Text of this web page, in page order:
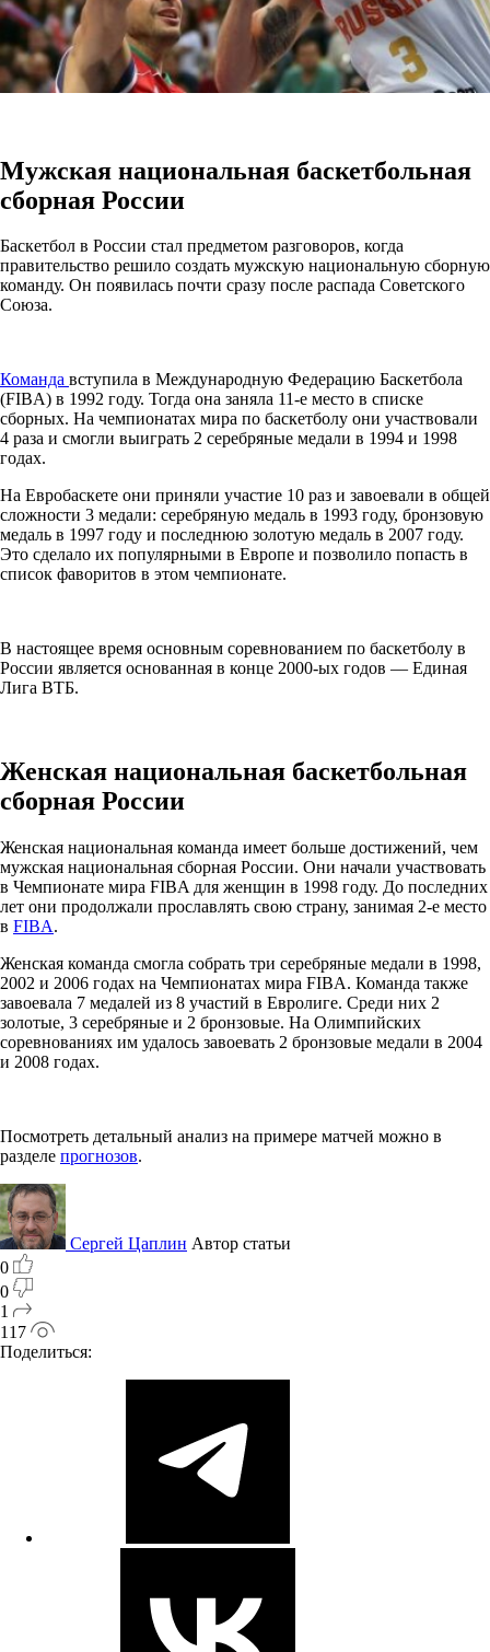
Мужская национальная баскетбольная
сборная России
Баскетбол в России стал предметом разговоров, когда
правительство решило создать мужскую национальную сборную
команду. Он появилась почти сразу после распада Советского
Союза.
Команда вступила в Международную Федерацию Баскетбола
(FIBA) в 1992 году. Тогда она заняла 11-е место в списке
сборных. На чемпионатах мира по баскетболу они участвовали
4 раза и смогли выиграть 2 серебряные медали в 1994 и 1998
годах.
На Евробаскете они приняли участие 10 раз и завоевали в общей
сложности 3 медали: серебряную медаль в 1993 году, бронзовую
медаль в 1997 году и последнюю золотую медаль в 2007 году.
Это сделало их популярными в Европе и позволило попасть в
список фаворитов в этом чемпионате.
В настоящее время основным соревнованием по баскетболу в
России является основанная в конце 2000-ых годов — Единая
Лига ВТБ.
Женская национальная баскетбольная
сборная России
Женская национальная команда имеет больше достижений, чем
мужская национальная сборная России. Они начали участвовать
в Чемпионате мира FIBA для женщин в 1998 году. До последних
лет они продолжали прославлять свою страну, занимая 2-е место
в FIBA.
Женская команда смогла собрать три серебряные медали в 1998,
2002 и 2006 годах на Чемпионатах мира FIBA. Команда также
завоевала 7 медалей из 8 участий в Евролиге. Среди них 2
золотые, 3 серебряные и 2 бронзовые. На Олимпийских
соревнованиях им удалось завоевать 2 бронзовые медали в 2004
и 2008 годах.
Посмотреть детальный анализ на примере матчей можно в
разделе прогнозов.
Сергей Цаплин Автор статьи
0
0
1
117
Поделиться: